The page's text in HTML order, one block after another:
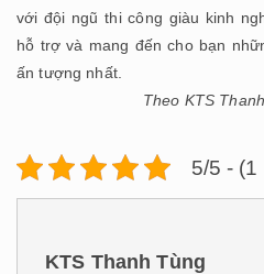
với đội ngũ thi công giàu kinh
hỗ trợ và mang đến cho bạn
ấn tượng nhất.
Theo KTS
5/5 -
KTS Thanh Tùng